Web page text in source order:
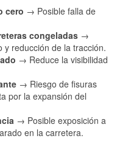
cero → Posible falla de
congeladas →
y reducción de la tracción.
→ Reduce la visibilidad
→ Riesgo de fisuras
por la expansión del
→ Posible exposición a
en la carretera.